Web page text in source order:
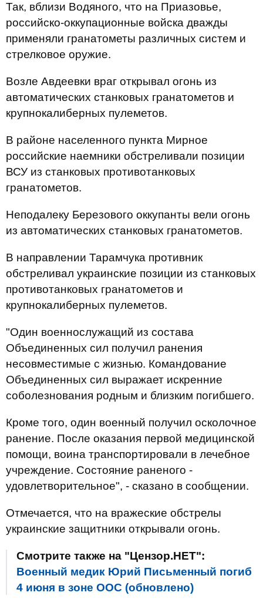
Так, вблизи Водяного, что на Приазовье,
российско-оккупационные войска дважды
применяли гранатометы различных систем и
стрелковое оружие.
Возле Авдеевки враг открывал огонь из
автоматических станковых гранатометов и
крупнокалиберных пулеметов.
В районе населенного пункта Мирное
российские наемники обстреливали позиции
ВСУ из станковых противотанковых
гранатометов.
Неподалеку Березового оккупанты вели огонь
из автоматических станковых гранатометов.
В направлении Тарамчука противник
обстреливал украинские позиции из станковых
противотанковых гранатометов и
крупнокалиберных пулеметов.
"Один военнослужащий из состава
Объединенных сил получил ранения
несовместимые с жизнью. Командование
Объединенных сил выражает искренние
соболезнования родным и близким погибшего.
Кроме того, один военный получил осколочное
ранение. После оказания первой медицинской
помощи, воина транспортировали в лечебное
учреждение. Состояние раненого -
удовлетворительное", - сказано в сообщении.
Отмечается, что на вражеские обстрелы
украинские защитники открывали огонь.
Смотрите также на "Цензор.НЕТ":
Военный медик Юрий Письменный погиб
4 июня в зоне ООС (обновлено)